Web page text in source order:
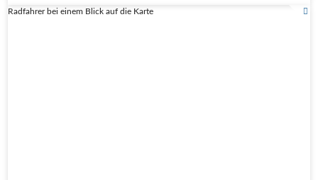
Radfahrer bei einem Blick auf die Karte